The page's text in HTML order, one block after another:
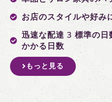
お店のスタイルや好み
迅速な配達 3 標準の
かかる日数
もっと見る